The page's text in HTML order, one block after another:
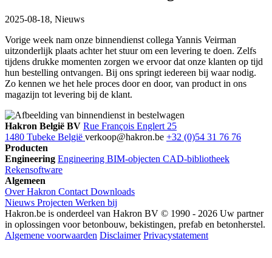
2025-08-18, Nieuws
Vorige week nam onze binnendienst collega Yannis Veirman
uitzonderlijk plaats achter het stuur om een levering te doen. Zelfs
tijdens drukke momenten zorgen we ervoor dat onze klanten op tijd
hun bestelling ontvangen. Bij ons springt iedereen bij waar nodig.
Zo kennen we het hele proces door en door, van product in ons
magazijn tot levering bij de klant.
Hakron België BV Rue François Englert 25
1480 Tubeke België verkoop@hakron.be +32 (0)54 31 76 76
Producten
Engineering Engineering BIM-objecten CAD-bibliotheek
Rekensoftware
Algemeen
Over Hakron Contact Downloads
Nieuws Projecten Werken bij
Hakron.be is onderdeel van Hakron BV © 1990 - 2026 Uw partner
in oplossingen voor betonbouw, bekistingen, prefab en betonherstel.
Algemene voorwaarden Disclaimer Privacystatement